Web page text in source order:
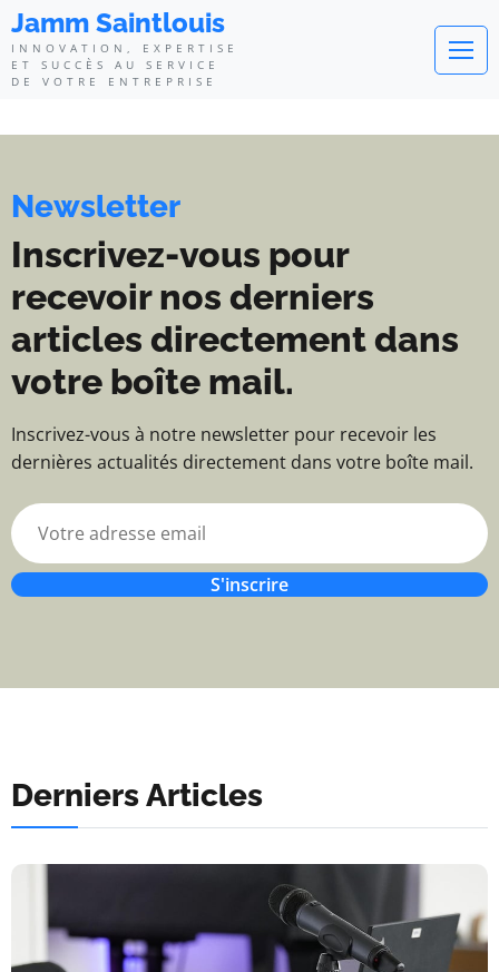
Jamm Saintlouis - Innovation,
Jamm Saintlouis
INNOVATION, EXPERTISE
ET SUCCÈS AU SERVICE
DE VOTRE ENTREPRISE
Newsletter
Inscrivez-vous pour
recevoir nos derniers
articles directement dans
votre boîte mail.
Inscrivez-vous à notre newsletter pour recevoir les
dernières actualités directement dans votre boîte mail.
S'inscrire
Derniers Articles